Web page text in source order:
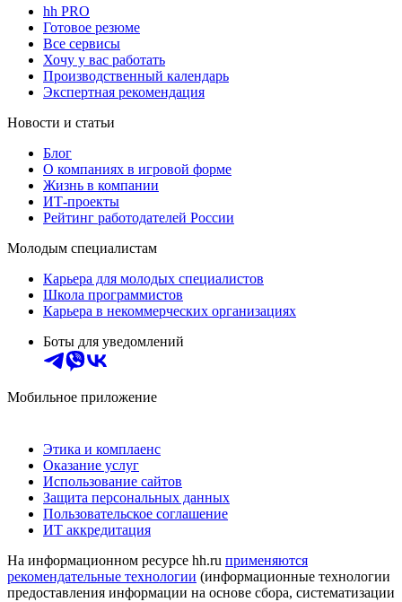
hh PRO
Готовое резюме
Все сервисы
Хочу у вас работать
Производственный календарь
Экспертная рекомендация
Новости и статьи
Блог
О компаниях в игровой форме
Жизнь в компании
ИТ-проекты
Рейтинг работодателей России
Молодым специалистам
Карьера для молодых специалистов
Школа программистов
Карьера в некоммерческих организациях
Боты для уведомлений
Мобильное приложение
Этика и комплаенс
Оказание услуг
Использование сайтов
Защита персональных данных
Пользовательское соглашение
ИТ аккредитация
На информационном ресурсе hh.ru применяются
рекомендательные технологии (информационные технологии
предоставления информации на основе сбора, систематизации